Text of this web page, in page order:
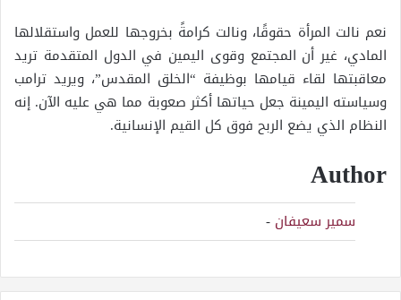
نعم نالت المرأة حقوقًا، ونالت كرامةً بخروجها للعمل واستقلالها
المادي، غير أن المجتمع وقوى اليمين في الدول المتقدمة تريد
معاقبتها لقاء قيامها بوظيفة “الخلق المقدس”، ويريد ترامب
وسياسته اليمينة جعل حياتها أكثر صعوبة مما هي عليه الآن. إنه
النظام الذي يضع الربح فوق كل القيم الإنسانية.
Author
سمير سعيفان -